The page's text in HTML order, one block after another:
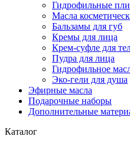
Гидрофильные
Масла
Бальзамы для губ
Кремы для лица
Крем-суфле для
Пудра для лица
Гидрофильное
Эко-гели для душа
Эфирные масла
Подарочные наборы
Дополнительные
Каталог